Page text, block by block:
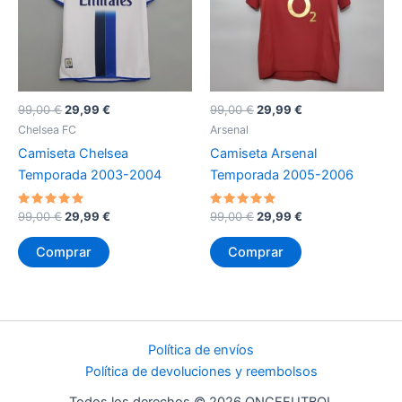
99,00€El
precio
original
era:
99,00 €.
29,99 €
es:
29,99 €.
Chelsea FC
Camiseta Chelsea
Temporada 2003-2004
Valorado
con
de 5
99,00€El
original
era:
29,99 €
Comprar
99,00€El
era:
99,00 €.
29,99 €
es:
29,99 €.
Arsenal
Camiseta Arsenal
Temporada 2005-2006
Valorado
con
de 5
99,00€El
original
era:
29,99 €
Comprar
Política de envíos
Política de devoluciones y reembolsos